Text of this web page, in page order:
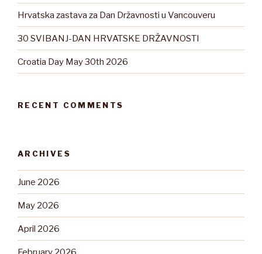
Hrvatska zastava za Dan Državnosti u Vancouveru
30 SVIBANJ-DAN HRVATSKE DRŽAVNOSTI
Croatia Day May 30th 2026
RECENT COMMENTS
ARCHIVES
June 2026
May 2026
April 2026